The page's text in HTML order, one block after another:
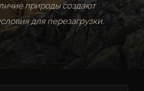
природы создают
для перезагрузки.